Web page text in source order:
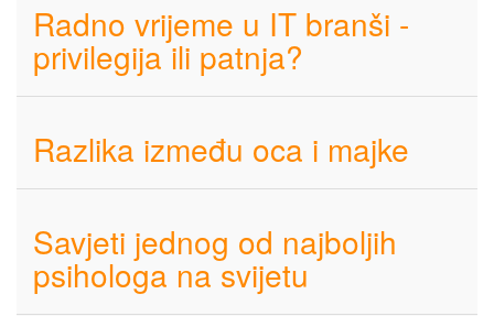
Radno vrijeme u IT branši -
privilegija ili patnja?
Razlika između oca i majke
Savjeti jednog od najboljih
psihologa na svijetu